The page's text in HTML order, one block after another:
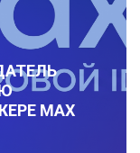
МАХ